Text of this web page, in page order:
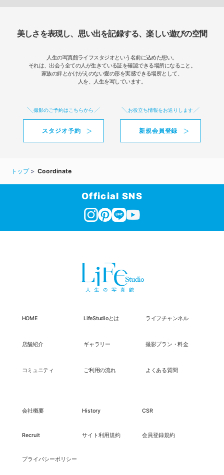
美しさを表現し、思い出を記録する、楽しい遊びの空間
人生の写真館ライフスタジオという名前に込めた想い。
それは、出会う全ての人が生きている証を確認できる場所になること。
家族の絆とかけがえのない愛の形を実感できる場所として、
人を、人生を写しています。
撮影のご予約はこちらから
スタジオ予約
お役立ち情報をお送りします
新規会員登録
トップ Coordinate
Official SNS
HOME LifeStudioとは ライフチャンネル
店舗紹介 ギャラリー 撮影プラン・料金
コミュニティ ご利用の流れ よくある質問
会社概要 History CSR
Recruit サイト利用規約 会員登録規約
プライバシーポリシー